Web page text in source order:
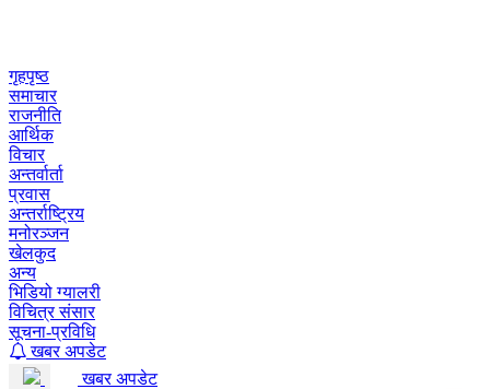
गृहपृष्ठ
समाचार
राजनीति
आर्थिक
विचार
अन्तर्वार्ता
प्रवास
अन्तर्राष्ट्रिय
मनोरञ्जन
खेलकुद
अन्य
भिडियो ग्यालरी
विचित्र संसार
सूचना-प्रविधि
खबर अपडेट
खबर अपडेट